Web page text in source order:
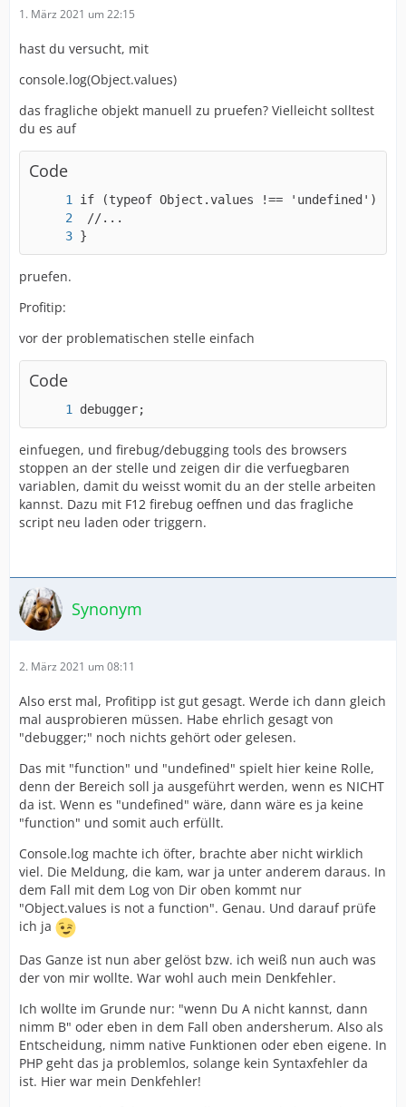
1. März 2021 um 22:15
hast du versucht, mit
console.log(Object.values)
das fragliche objekt manuell zu pruefen? Vielleicht solltest
du es auf
Code
}
pruefen.
Profitip:
vor der problematischen stelle einfach
Code
debugger;
einfuegen, und firebug/debugging tools des browsers
stoppen an der stelle und zeigen dir die verfuegbaren
variablen, damit du weisst womit du an der stelle arbeiten
kannst. Dazu mit F12 firebug oeffnen und das fragliche
script neu laden oder triggern.
Synonym
2. März 2021 um 08:11
Also erst mal, Profitipp ist gut gesagt. Werde ich dann gleich
mal ausprobieren müssen. Habe ehrlich gesagt von
"debugger;" noch nichts gehört oder gelesen.
Das mit "function" und "undefined" spielt hier keine Rolle,
denn der Bereich soll ja ausgeführt werden, wenn es NICHT
da ist. Wenn es "undefined" wäre, dann wäre es ja keine
"function" und somit auch erfüllt.
Console.log machte ich öfter, brachte aber nicht wirklich
viel. Die Meldung, die kam, war ja unter anderem daraus. In
dem Fall mit dem Log von Dir oben kommt nur
"Object.values is not a function". Genau. Und darauf prüfe
ich ja
Das Ganze ist nun aber gelöst bzw. ich weiß nun auch was
der von mir wollte. War wohl auch mein Denkfehler.
Ich wollte im Grunde nur: "wenn Du A nicht kannst, dann
nimm B" oder eben in dem Fall oben andersherum. Also als
Entscheidung, nimm native Funktionen oder eben eigene. In
PHP geht das ja problemlos, solange kein Syntaxfehler da
ist. Hier war mein Denkfehler!